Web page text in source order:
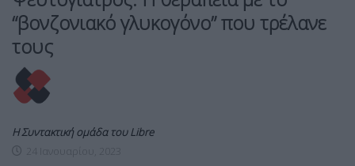
“βονζονιακό γλυκογόνο” που τρέλανε
τους
Η Συντακτική ομάδα του Libre